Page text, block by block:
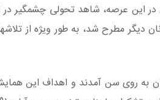
در این عرصه، شاهد تحولی چشمگیر
دیگر مطرح شد، به طور ویژه از
به روی سن آمدند و اهداف این